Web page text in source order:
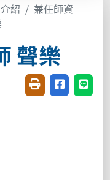
紹
兼任師資
聲樂
友善列印(開新視
分享至臉書
分享